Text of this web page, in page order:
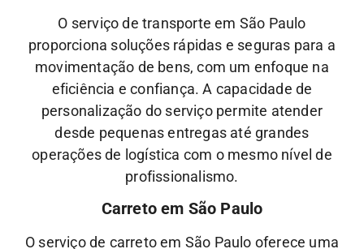
O serviço de transporte em São Paulo
proporciona soluções rápidas e seguras para a
movimentação de bens, com um enfoque na
eficiência e confiança. A capacidade de
personalização do serviço permite atender
desde pequenas entregas até grandes
operações de logística com o mesmo nível de
profissionalismo.
Carreto em São Paulo
O serviço de carreto em São Paulo oferece uma